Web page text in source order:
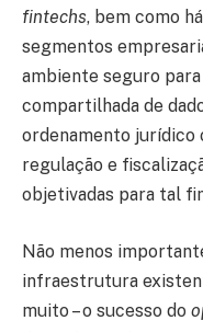
fintechs, bem como
segmentos
ambiente seguro
compartilhada de
ordenamento jurídico
regulação e
objetivadas para tal
Não menos
infraestrutura
muito – o sucesso do